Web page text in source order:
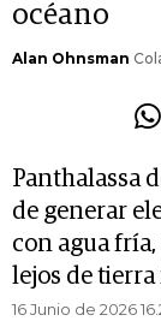
océano
Alan Ohnsman
Panthalassa
de generar
con agua
lejos de
16 Junio de 2026